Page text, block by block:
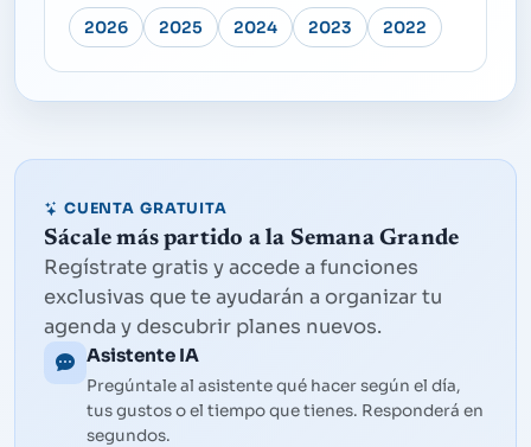
2026 2025 2024 2023 2022
CUENTA GRATUITA
Sácale más partido a la Semana Grande
Regístrate gratis y accede a funciones
exclusivas que te ayudarán a organizar tu
agenda y descubrir planes nuevos.
Asistente IA
Pregúntale al asistente qué hacer según el día,
tus gustos o el tiempo que tienes. Responderá en
segundos.